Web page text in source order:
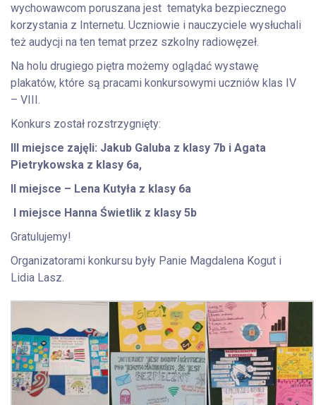
wychowawcom poruszana jest tematyka bezpiecznego
korzystania z Internetu. Uczniowie i nauczyciele wysłuchali
też audycji na ten temat przez szkolny radiowęzeł.
Na holu drugiego piętra możemy oglądać wystawę
plakatów, które są pracami konkursowymi uczniów klas IV
– VIII.
Konkurs został rozstrzygnięty:
III miejsce zajęli: Jakub Galuba z klasy 7b i Agata
Pietrykowska z klasy 6a,
II miejsce – Lena Kutyła z klasy 6a
I miejsce Hanna Świetlik z klasy 5b
Gratulujemy!
Organizatorami konkursu były Panie Magdalena Kogut i
Lidia Lasz.